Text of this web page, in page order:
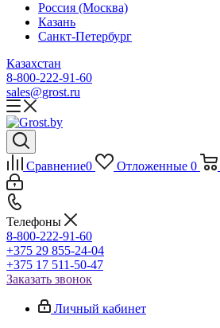
Россия (Москва)
Казань
Санкт-Петербург
Казахстан
8-800-222-91-60
sales@grost.ru
Сравнение0 Отложенные 0
Телефоны
8-800-222-91-60
+375 29 855-24-04
+375 17 511-50-47
Заказать звонок
Личный кабинет